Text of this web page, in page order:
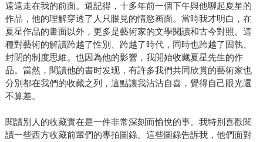
遠遠走在我的前面。還記得，十多年前一個下午與他聊起夏星的
作品，他的理解穿透了人只眼見的情慾画面。當時我才明白，在
夏星作品的畫面以外，更多是藝術家的文學閱讀和古今對照。這
種對藝術的解讀跨越了性別、跨越了時代，同時也跨越了固執、
封閉的制度思維。也因為他的影響，我開始收藏夏星先生的作
品。當然，閱讀他的書时发现，有許多我們共同欣賞的藝術家也
分別都在我們的收藏之列，這點讓我沾沾自喜，覺得自己眼光還
不算差。
閱讀別人的收藏實在是一件非常深刻而愉悅的事。我特別喜歡閱
讀一些西方收藏前輩們的專拍圖錄。這些圖錄告訴我，他們面對